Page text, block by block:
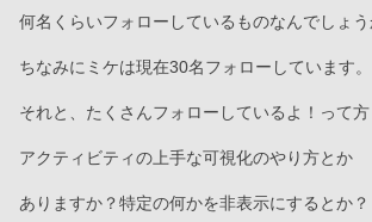
何名くらいフォローしているものなんでしょう
ちなみにミケは現在30名フォローしています。
それと、たくさんフォローしているよ！って方
アクティビティの上手な可視化のやり方とか
ありますか？特定の何かを非表示にするとか？